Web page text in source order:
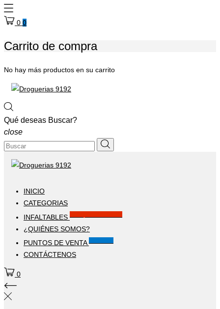
0 0
Carrito de compra
No hay más productos en su carrito
Qué deseas Buscar?
close
INICIO
CATEGORIAS
INFALTABLES
¿QUIÉNES SOMOS?
PUNTOS DE VENTA
CONTÁCTENOS
0